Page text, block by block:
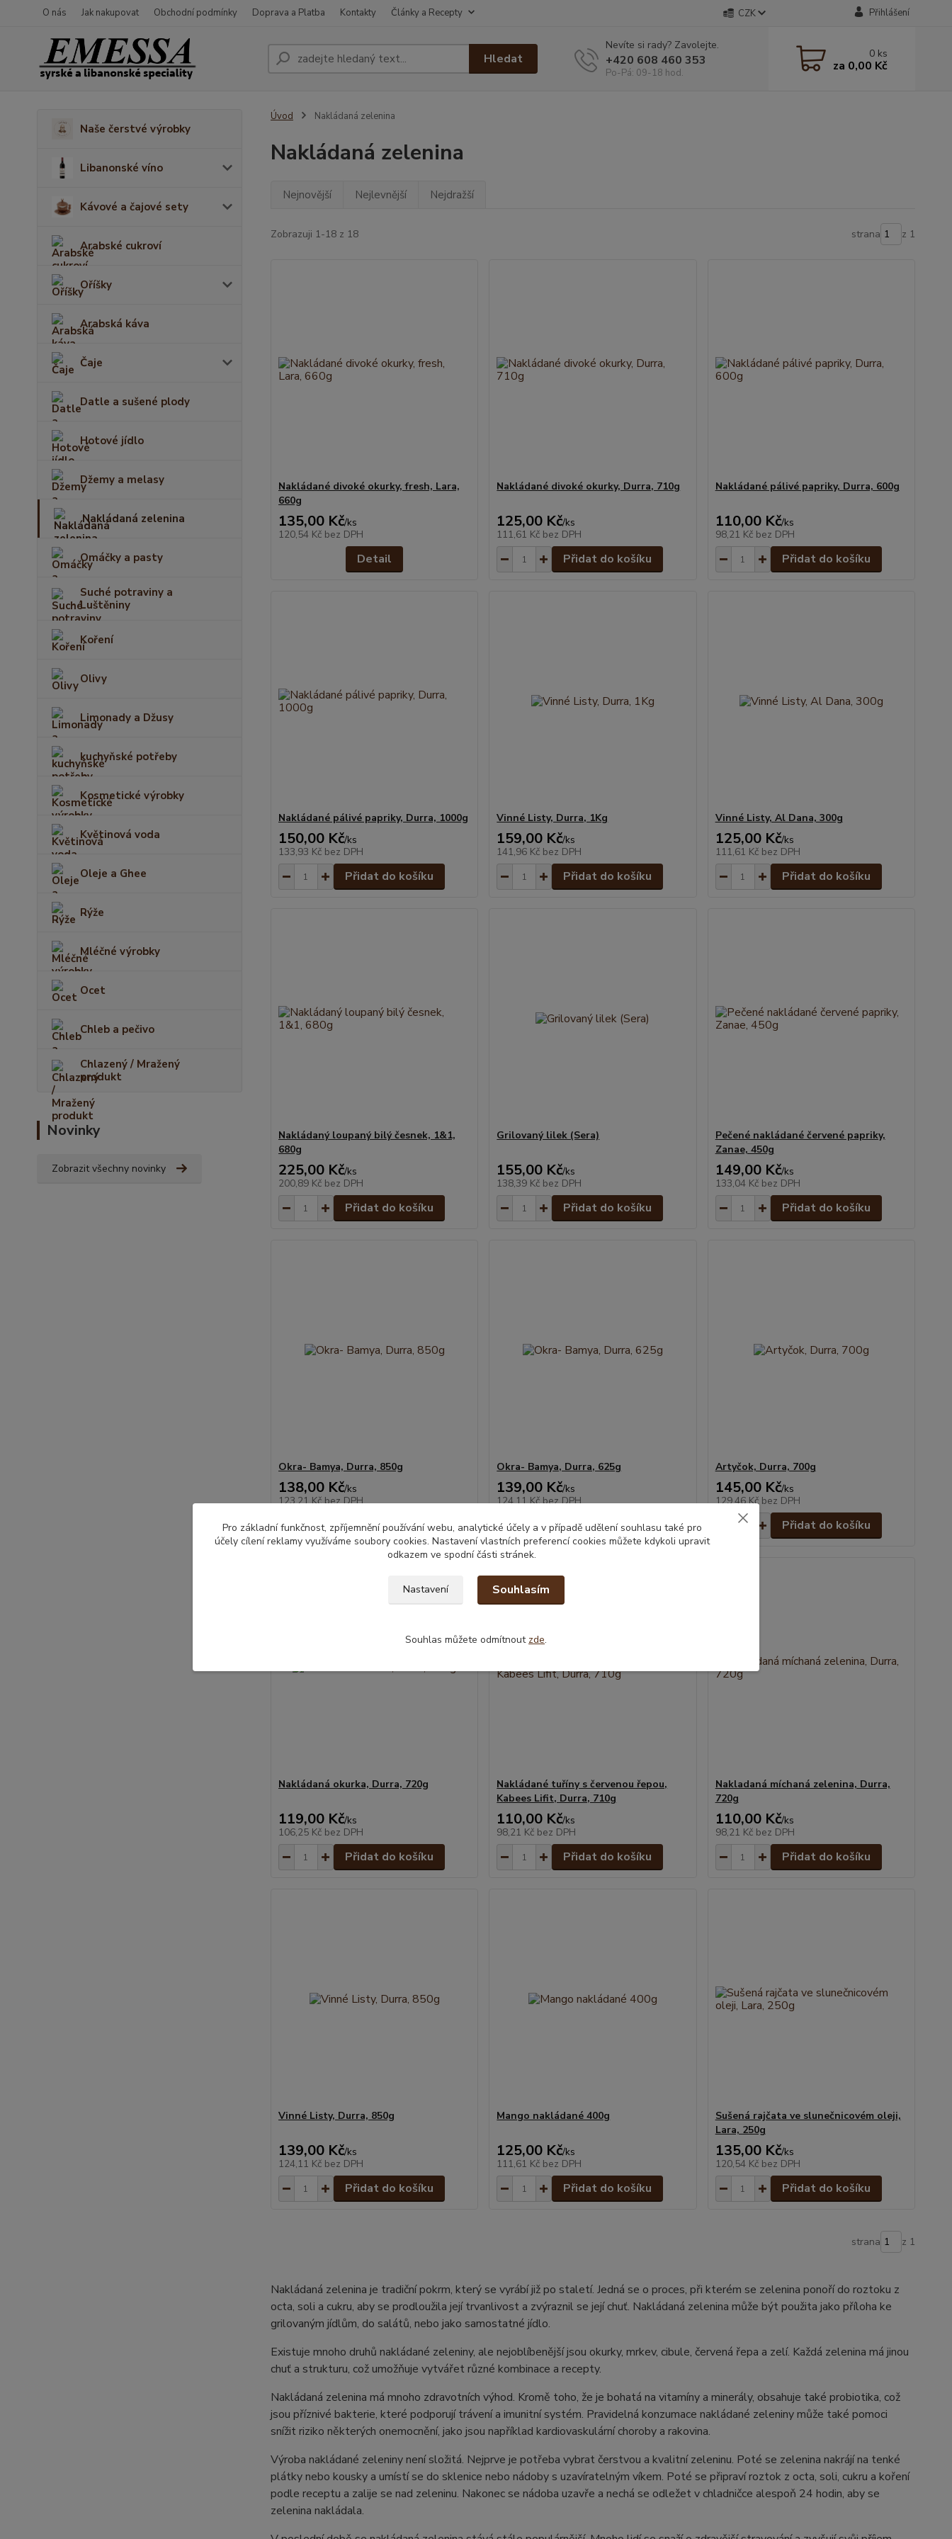
O nás Jak nakupovat Obchodní podmínky Doprava a Platba Kontakty Články a Recepty CZK Přihlášení
Hledat
Nevíte si rady? Zavolejte.
+420 608 460 353
Po-Pá: 09-18 hod.
0 ks
za 0,00 Kč
Naše čerstvé výrobky
Libanonské víno
Kávové a čajové sety
Arabské cukroví
Oříšky
Arabská káva
Čaje
Datle a sušené plody
Hotové jídlo
Džemy a melasy
Nakládaná zelenina
Omáčky a pasty
Suché potraviny a
Luštěniny
Koření
Olivy
Limonady a Džusy
kuchyňské potřeby
Kosmetické výrobky
Květinová voda
Oleje a Ghee
Rýže
Mléčné výrobky
Ocet
Chleb a pečivo
Chlazený / Mražený
produkt
Novinky
Zobrazit všechny novinky
Úvod Nakládaná zelenina
Nakládaná zelenina
Nejnovější Nejlevnější Nejdražší
Zobrazuji 1-18 z 18 strana z 1
Nakládané divoké okurky, fresh, Lara,
660g
135,00 Kč/ks
120,54 Kč bez DPH
Detail
Nakládané divoké okurky, Durra, 710g
125,00 Kč/ks
111,61 Kč bez DPH
Přidat do košíku
Nakládané pálivé papriky, Durra, 600g
110,00 Kč/ks
98,21 Kč bez DPH
Přidat do košíku
Nakládané pálivé papriky, Durra, 1000g
150,00 Kč/ks
133,93 Kč bez DPH
Přidat do košíku
Vinné Listy, Durra, 1Kg
159,00 Kč/ks
141,96 Kč bez DPH
Přidat do košíku
Vinné Listy, Al Dana, 300g
125,00 Kč/ks
111,61 Kč bez DPH
Přidat do košíku
Nakládaný loupaný bilý česnek, 1&1,
680g
225,00 Kč/ks
200,89 Kč bez DPH
Přidat do košíku
Grilovaný lilek (Sera)
155,00 Kč/ks
138,39 Kč bez DPH
Přidat do košíku
Pečené nakládané červené papriky,
Zanae, 450g
149,00 Kč/ks
133,04 Kč bez DPH
Přidat do košíku
Okra- Bamya, Durra, 850g
138,00 Kč/ks
123,21 Kčbez DPH
Přidat do košíku
Okra- Bamya, Durra, 625g
139,00 Kč/ks
124,11 Kčbez DPH
Přidat do košíku
Artyčok, Durra, 700g
145,00 Kč/ks
129,46 Kč bez DPH
Přidat do košíku
Nakládaná okurka, Durra, 720g
119,00 Kč/ks
106,25 Kč bez DPH
Přidat do košíku
Nakládané tuříny s červenou řepou,
Kabees Lifit, Durra, 710g
110,00 Kč/ks
98,21 Kč bez DPH
Přidat do košíku
Nakladaná míchaná zelenina, Durra,
720g
110,00 Kč/ks
98,21 Kč bez DPH
Přidat do košíku
Vinné Listy, Durra, 850g
139,00 Kč/ks
124,11 Kč bez DPH
Přidat do košíku
Mango nakládané 400g
125,00 Kč/ks
111,61 Kč bez DPH
Přidat do košíku
Sušená rajčata ve slunečnicovém oleji,
Lara, 250g
135,00 Kč/ks
120,54 Kč bez DPH
Přidat do košíku
strana z 1
Nakládaná zelenina je tradiční pokrm, který se vyrábí již po staletí. Jedná se o proces, při kterém se zelenina ponoří do roztoku z
octa, soli a cukru, aby se prodloužila její trvanlivost a zvýraznil se její chuť. Nakládaná zelenina může být použita jako příloha ke
grilovaným jídlům, do salátů, nebo jako samostatné jídlo.
Existuje mnoho druhů nakládané zeleniny, ale nejoblíbenější jsou okurky, mrkev, cibule, červená řepa a zelí. Každá zelenina má jinou
chuť a strukturu, což umožňuje vytvářet různé kombinace a recepty.
Nakládaná zelenina má mnoho zdravotních výhod. Kromě toho, že je bohatá na vitamíny a minerály, obsahuje také probiotika, což
jsou příznivé bakterie, které podporují trávení a imunitní systém. Pravidelná konzumace nakládané zeleniny může také pomoci
snížit riziko některých onemocnění, jako jsou například kardiovaskulární choroby a rakovina.
Výroba nakládané zeleniny není složitá. Nejprve je potřeba vybrat čerstvou a kvalitní zeleninu. Poté se zelenina nakrájí na tenké
plátky nebo kousky a umístí se do sklenice nebo nádoby s uzavíratelným víkem. Poté se připraví roztok z octa, soli, cukru a koření
podle receptu a zalije se nad zeleninu. Nakonec se nádoba uzavře a nechá se odležet v chladničce alespoň 24 hodin, aby se
zelenina nakládala.
Pro základní funkčnost, zpříjemnění používání webu, analytické účely a v případě udělení souhlasu také pro
účely cílení reklamy využíváme soubory cookies. Nastavení vlastních preferencí cookies můžete kdykoli upravit
odkazem ve spodní části stránek.
Nastavení Souhlasím
Souhlas můžete odmítnout zde.